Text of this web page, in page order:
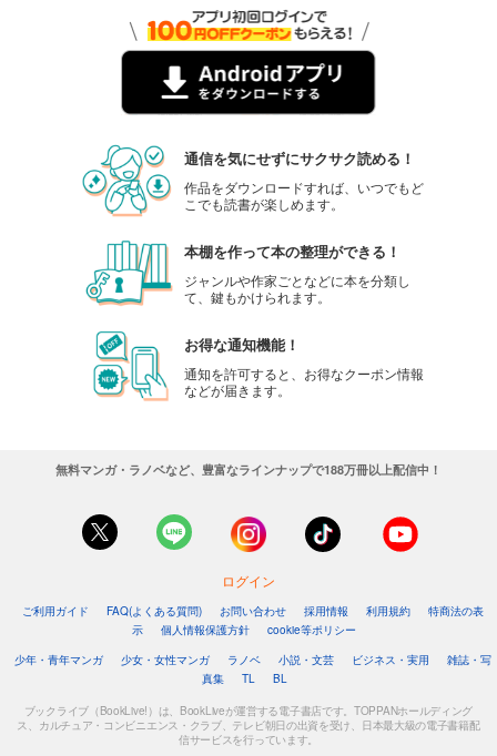
通信を気にせずにサクサク読める！
作品をダウンロードすれば、いつでもど
こでも読書が楽しめます。
本棚を作って本の整理ができる！
ジャンルや作家ごとなどに本を分類し
て、鍵もかけられます。
お得な通知機能！
通知を許可すると、お得なクーポン情報
などが届きます。
無料マンガ・ラノベなど、豊富なラインナップで188万冊以上配信中！
ログイン
ご利用ガイド FAQ(よくある質問) お問い合わせ 採用情報 利用規約
特商法の表
示
個人情報保護方針
cookie等ポリシー
少年・青年マンガ
少女・女性マンガ ラノベ 小説・文芸 ビジネス・実用
雑誌・写
真集
TL BL
ブックライブ（BookLive!）は、BookLiveが運営する電子書店です。TOPPANホールディング
ス、カルチュア・コンビニエンス・クラブ、テレビ朝日の出資を受け、日本最大級の電子書籍配
信サービスを行っています。